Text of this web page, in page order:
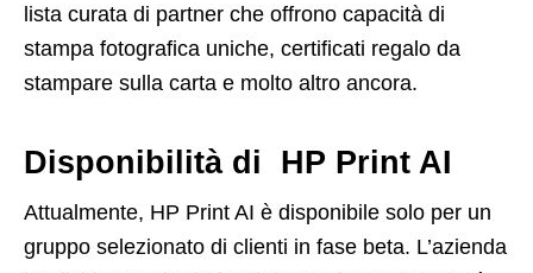
lista curata di partner che offrono capacità di
stampa fotografica uniche, certificati regalo da
stampare sulla carta e molto altro ancora.
Disponibilità di HP Print AI
Attualmente, HP Print AI è disponibile solo per un
gruppo selezionato di clienti in fase beta. L’azienda